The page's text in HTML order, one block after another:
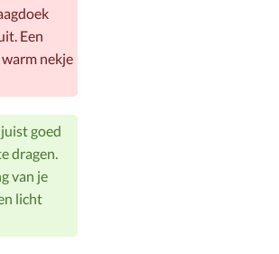
Een
nekje
goed
dragen.
van je
licht